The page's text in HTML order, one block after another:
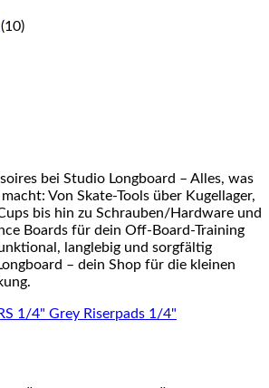
(10)
bei Studio Longboard – Alles, was
Von Skate-Tools über Kugellager,
bis hin zu Schrauben/Hardware und
Boards für dein Off-Board-Training
langlebig und sorgfältig
– dein Shop für die kleinen